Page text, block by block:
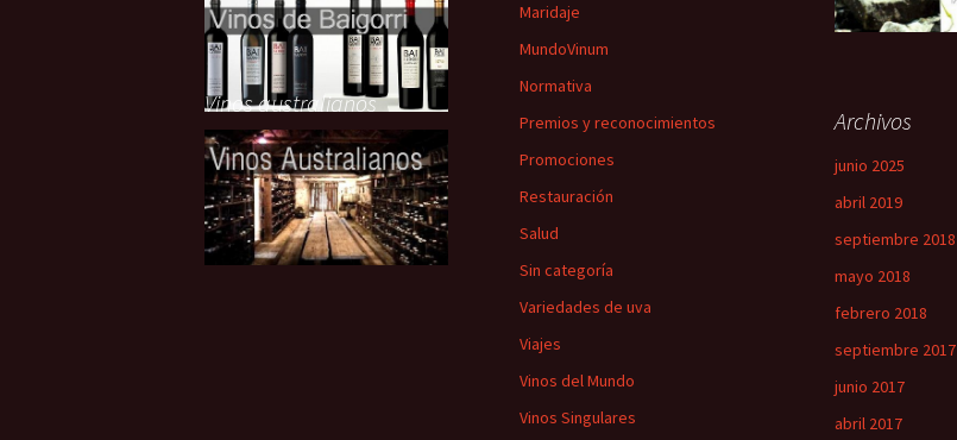
Maridaje
MundoVinum
Normativa
Premios y reconocimientos
Promociones
Restauración
Salud
Sin categoría
Variedades de uva
Viajes
Vinos del Mundo
Vinos Singulares
Vinos australianos
Archivos
junio 2025
abril 2019
septiembre 2018
mayo 2018
febrero 2018
septiembre 2017
junio 2017
abril 2017